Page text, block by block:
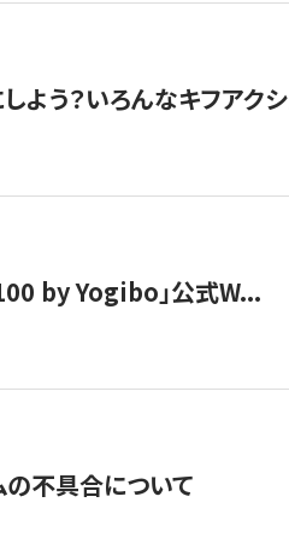
よう？いろんなキフアク
by Yogibo」公式W...
の不具合について